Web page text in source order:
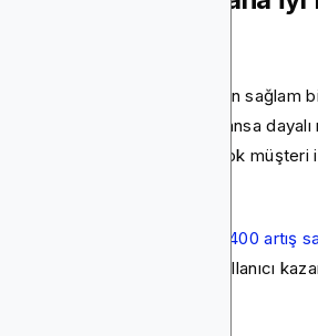
Bitmedia, reklamverenler için sağlam
Blockchain-Ads'in performansa
hedefleme yetenekleri birçok müşteri
Bileşik hacimde% 400 artış
Ads kullanarak 3058 yeni kullanıcı